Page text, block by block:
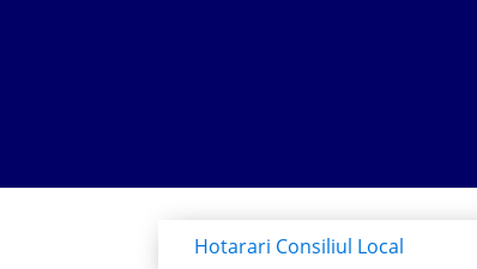
Hotarari Consiliul Local